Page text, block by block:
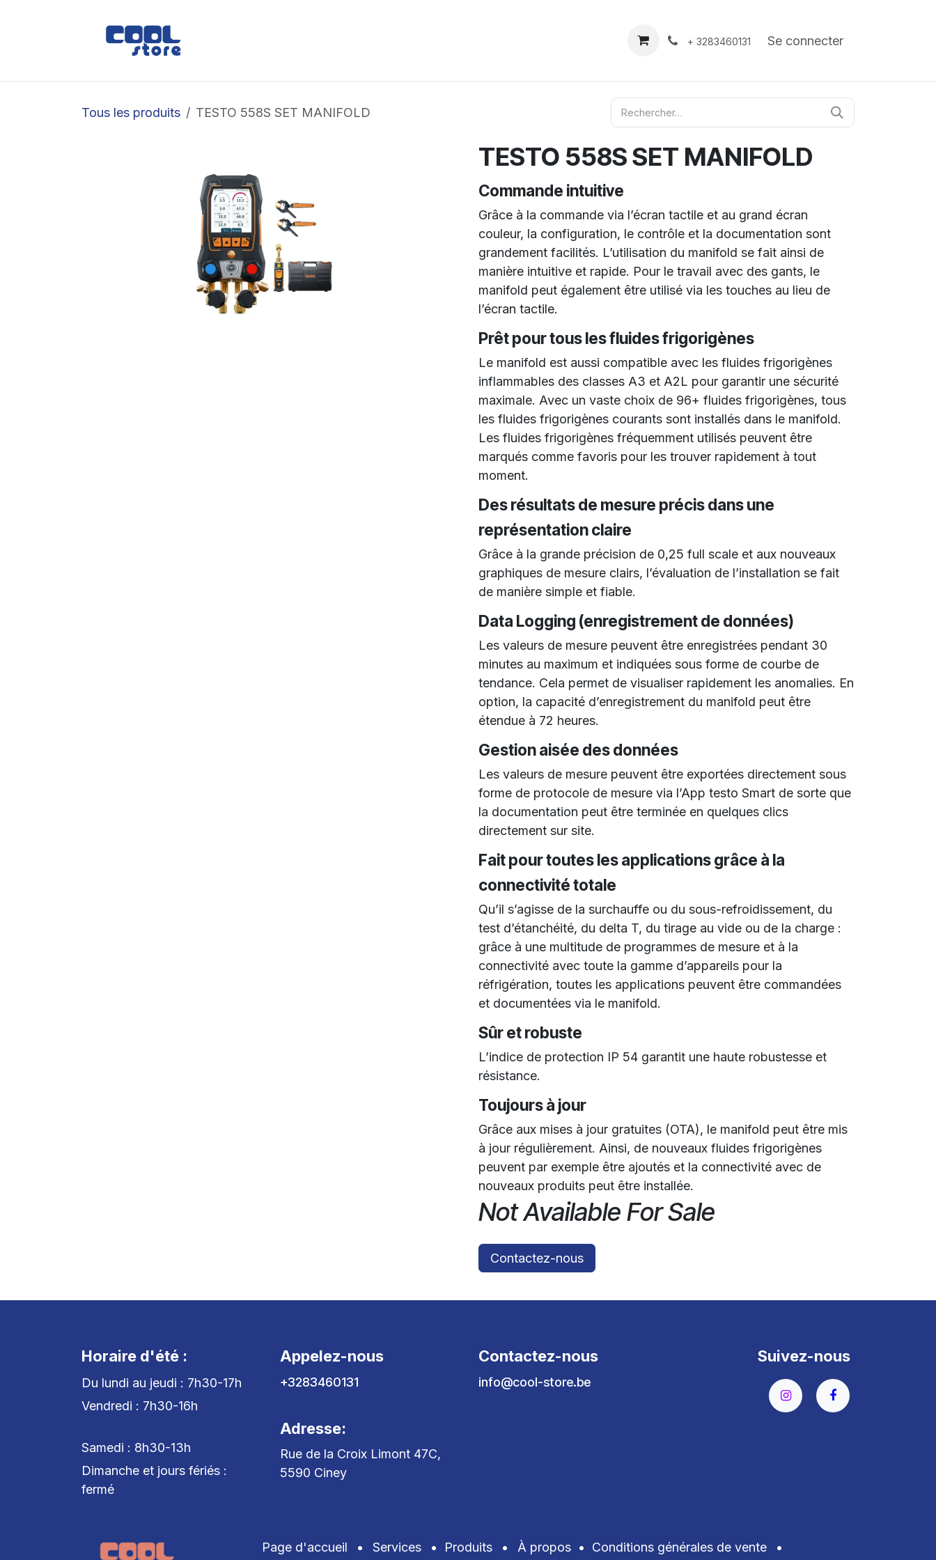
À propos Contact
+ 3283460131 Se connecter
Tous les produits TESTO 558S SET MANIFOLD
TESTO 558S SET MANIFOLD
Commande intuitive
Grâce à la commande via l’écran tactile et au grand écran
couleur, la configuration, le contrôle et la documentation sont
grandement facilités. L’utilisation du manifold se fait ainsi de
manière intuitive et rapide. Pour le travail avec des gants, le
manifold peut également être utilisé via les touches au lieu de
l’écran tactile.
Prêt pour tous les fluides frigorigènes
Le manifold est aussi compatible avec les fluides frigorigènes
inflammables des classes A3 et A2L pour garantir une sécurité
maximale. Avec un vaste choix de 96+ fluides frigorigènes, tous
les fluides frigorigènes courants sont installés dans le manifold.
Les fluides frigorigènes fréquemment utilisés peuvent être
marqués comme favoris pour les trouver rapidement à tout
moment.
Des résultats de mesure précis dans une
représentation claire
Grâce à la grande précision de 0,25 full scale et aux nouveaux
graphiques de mesure clairs, l’évaluation de l’installation se fait
de manière simple et fiable.
Data Logging (enregistrement de données)
Les valeurs de mesure peuvent être enregistrées pendant 30
minutes au maximum et indiquées sous forme de courbe de
tendance. Cela permet de visualiser rapidement les anomalies. En
option, la capacité d’enregistrement du manifold peut être
étendue à 72 heures.
Gestion aisée des données
Les valeurs de mesure peuvent être exportées directement sous
forme de protocole de mesure via l’App testo Smart de sorte que
la documentation peut être terminée en quelques clics
directement sur site.
Fait pour toutes les applications grâce à la
connectivité totale
Qu’il s’agisse de la surchauffe ou du sous-refroidissement, du
test d’étanchéité, du delta T, du tirage au vide ou de la charge :
grâce à une multitude de programmes de mesure et à la
connectivité avec toute la gamme d’appareils pour la
réfrigération, toutes les applications peuvent être commandées
et documentées via le manifold.
Sûr et robuste
L’indice de protection IP 54 garantit une haute robustesse et
résistance.
Toujours à jour
Grâce aux mises à jour gratuites (OTA), le manifold peut être mis
à jour régulièrement. Ainsi, de nouveaux fluides frigorigènes
peuvent par exemple être ajoutés et la connectivité avec de
nouveaux produits peut être installée.
Not Available For Sale
Contactez-nous
Horaire d'été :
Du lundi au jeudi : 7h30-17h
Vendredi : 7h30-16h
Samedi : 8h30-13h
Dimanche et jours fériés :
fermé
Appelez-nous
+3283460131
Adresse:
Rue de la Croix Limont 47C,
5590 Ciney
Contactez-nous
info@cool-store.be
Suivez-nous
Page d'accueil • Services • Produits • À propos • Conditions générales de vente
•